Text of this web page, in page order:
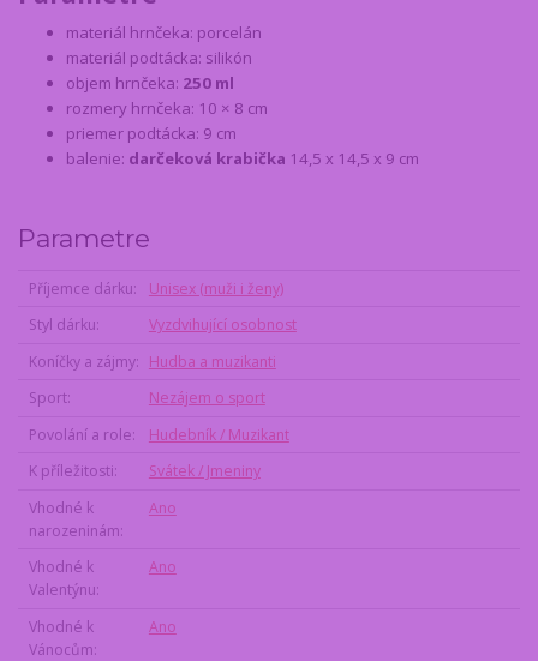
materiál hrnčeka: porcelán
materiál podtácka: silikón
objem hrnčeka: 250 ml
rozmery hrnčeka: 10 × 8 cm
priemer podtácka: 9 cm
balenie: darčeková krabička 14,5 x 14,5 x 9 cm
Parametre
Příjemce dárku
Unisex (muži i ženy)
Styl dárku
Vyzdvihující osobnost
Koníčky a zájmy
Hudba a muzikanti
Sport
Nezájem o sport
Povolání a role
Hudebník / Muzikant
K příležitosti
Svátek / Jmeniny
Vhodné k
narozeninám
Ano
Vhodné k
Valentýnu
Ano
Vhodné k
Vánocům
Ano